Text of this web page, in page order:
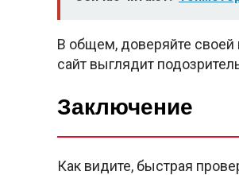
В общем, доверяйте
сайт выглядит
Заключение
Как видите, быстрая